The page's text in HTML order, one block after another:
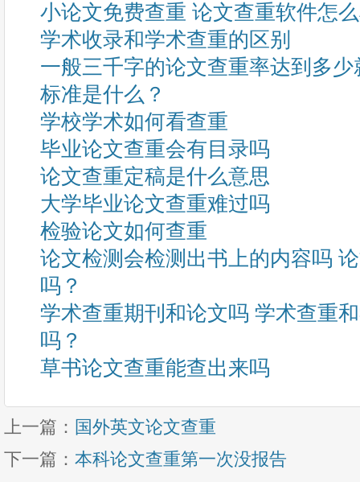
小论文免费查重 论文查重软件怎
学术收录和学术查重的区别
一般三千字的论文查重率达到多
标准是什么？
学校学术如何看查重
毕业论文查重会有目录吗
论文查重定稿是什么意思
大学毕业论文查重难过吗
检验论文如何查重
论文检测会检测出书上的内容吗
吗？
学术查重期刊和论文吗 学术查重
吗？
草书论文查重能查出来吗
上一篇： 国外英文论文查重
下一篇： 本科论文查重第一次没报告